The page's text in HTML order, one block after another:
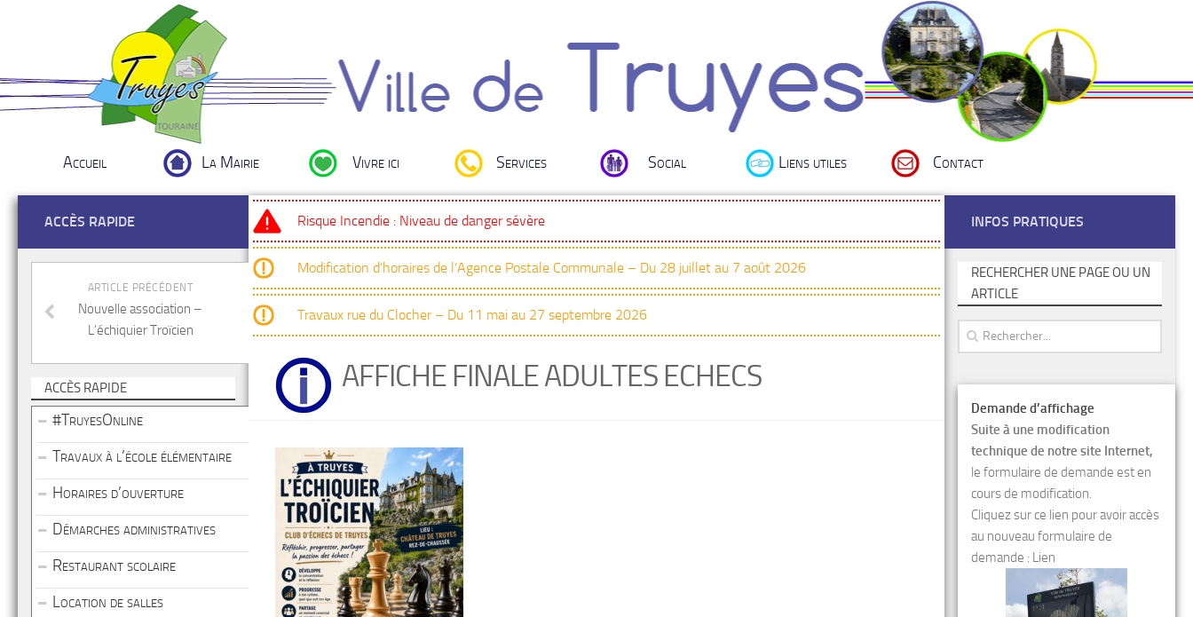
Accueil La Mairie Vivre ici Services Social Liens utiles Contact
Risque Incendie : Niveau de danger sévère
Modification d’horaires de l’Agence Postale Communale – Du 28 juillet au 7 août 2026
Travaux rue du Clocher – Du 11 mai au 27 septembre 2026
AFFICHE FINALE ADULTES ECHECS
ACCÈS RAPIDE
ARTICLE PRÉCÉDENT
Nouvelle association –
L’échiquier Troïcien
ACCÈS RAPIDE
#TruyesOnline
Travaux à l’école élémentaire
Horaires d’ouverture
Démarches administratives
Restaurant scolaire
Location de salles
INFOS PRATIQUES
RECHERCHER UNE PAGE OU UN
ARTICLE
Demande d’affichage
Suite à une modification
technique de notre site Internet,
le formulaire de demande est en
cours de modification.
Cliquez sur ce lien pour avoir accès
au nouveau formulaire de
demande : Lien